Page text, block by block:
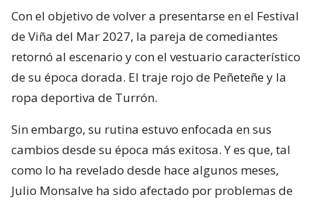
Con el objetivo de volver a presentarse en el Festival
de Viña del Mar 2027, la pareja de comediantes
retornó al escenario y con el vestuario característico
de su época dorada. El traje rojo de Peñeteñe y la
ropa deportiva de Turrón.
Sin embargo, su rutina estuvo enfocada en sus
cambios desde su época más exitosa. Y es que, tal
como lo ha revelado desde hace algunos meses,
Julio Monsalve ha sido afectado por problemas de